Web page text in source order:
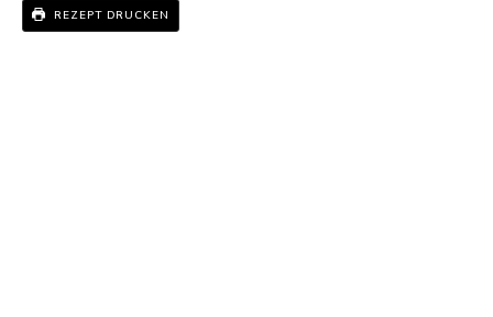
REZEPT DRUCKEN